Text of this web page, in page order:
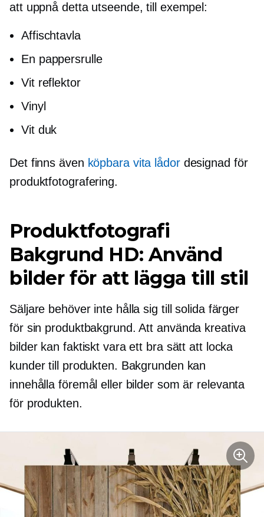
att uppnå detta utseende, till exempel:
Affischtavla
En pappersrulle
Vit reflektor
Vinyl
Vit duk
Det finns även köpbara vita lådordesignad för
produktfotografering.
Produktfotografi
Bakgrund HD: Använd
bilder för att lägga till stil
Säljare behöver inte hålla sig till solida färger
för sin produktbakgrund. Att använda kreativa
bilder kan faktiskt vara ett bra sätt att locka
kunder till produkten. Bakgrunden kan
innehålla föremål eller bilder som är relevanta
för produkten.